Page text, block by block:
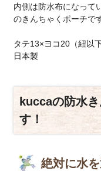
内側は防水布になって
のきんちゃくポーチで
タテ13×ヨコ20（紐以
日本製
kuccaの防水
す！
絶対に水